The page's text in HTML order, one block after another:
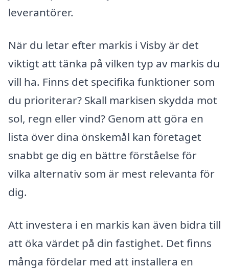
leverantörer.
När du letar efter markis i Visby är det
viktigt att tänka på vilken typ av markis du
vill ha. Finns det specifika funktioner som
du prioriterar? Skall markisen skydda mot
sol, regn eller vind? Genom att göra en
lista över dina önskemål kan företaget
snabbt ge dig en bättre förståelse för
vilka alternativ som är mest relevanta för
dig.
Att investera i en markis kan även bidra till
att öka värdet på din fastighet. Det finns
många fördelar med att installera en